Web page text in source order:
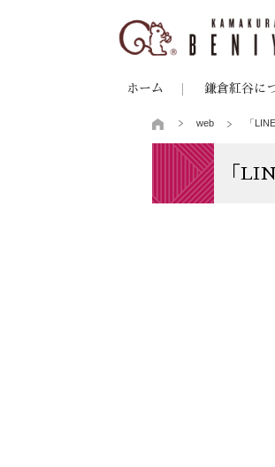
ホーム 鎌倉紅谷に
web 「
「